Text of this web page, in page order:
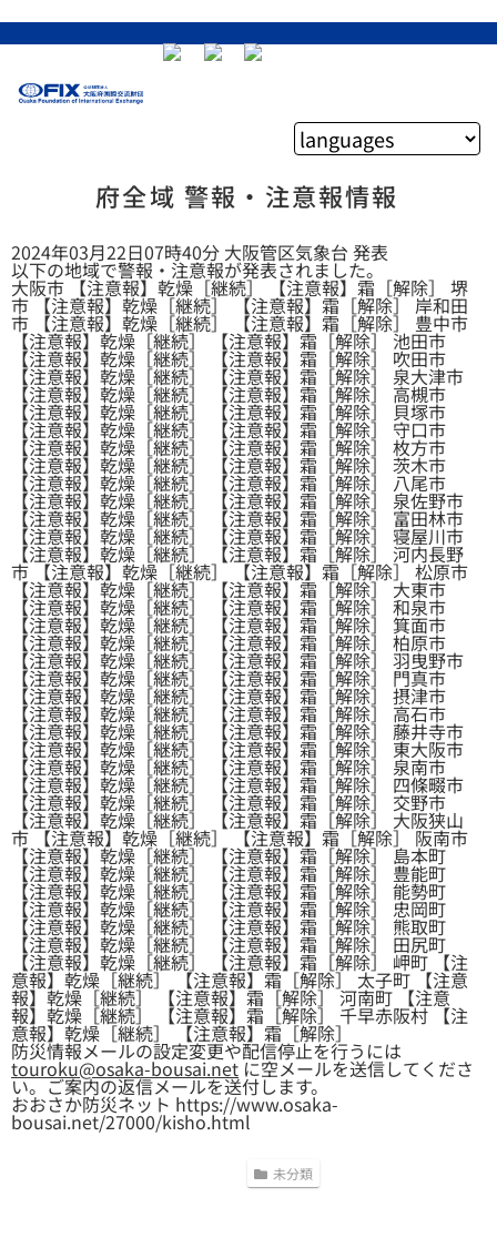
府全域 警報・注意報情報
2024年03月22日07時40分 大阪管区気象台 発表
以下の地域で警報・注意報が発表されました。
大阪市 【注意報】乾燥［継続］ 【注意報】霜［解除］ 堺
市 【注意報】乾燥［継続］ 【注意報】霜［解除］ 岸和田
市 【注意報】乾燥［継続］ 【注意報】霜［解除］ 豊中市
【注意報】乾燥［継続］ 【注意報】霜［解除］ 池田市
【注意報】乾燥［継続］ 【注意報】霜［解除］ 吹田市
【注意報】乾燥［継続］ 【注意報】霜［解除］ 泉大津市
【注意報】乾燥［継続］ 【注意報】霜［解除］ 高槻市
【注意報】乾燥［継続］ 【注意報】霜［解除］ 貝塚市
【注意報】乾燥［継続］ 【注意報】霜［解除］ 守口市
【注意報】乾燥［継続］ 【注意報】霜［解除］ 枚方市
【注意報】乾燥［継続］ 【注意報】霜［解除］ 茨木市
【注意報】乾燥［継続］ 【注意報】霜［解除］ 八尾市
【注意報】乾燥［継続］ 【注意報】霜［解除］ 泉佐野市
【注意報】乾燥［継続］ 【注意報】霜［解除］ 富田林市
【注意報】乾燥［継続］ 【注意報】霜［解除］ 寝屋川市
【注意報】乾燥［継続］ 【注意報】霜［解除］ 河内長野
市 【注意報】乾燥［継続］ 【注意報】霜［解除］ 松原市
【注意報】乾燥［継続］ 【注意報】霜［解除］ 大東市
【注意報】乾燥［継続］ 【注意報】霜［解除］ 和泉市
【注意報】乾燥［継続］ 【注意報】霜［解除］ 箕面市
【注意報】乾燥［継続］ 【注意報】霜［解除］ 柏原市
【注意報】乾燥［継続］ 【注意報】霜［解除］ 羽曳野市
【注意報】乾燥［継続］ 【注意報】霜［解除］ 門真市
【注意報】乾燥［継続］ 【注意報】霜［解除］ 摂津市
【注意報】乾燥［継続］ 【注意報】霜［解除］ 高石市
【注意報】乾燥［継続］ 【注意報】霜［解除］ 藤井寺市
【注意報】乾燥［継続］ 【注意報】霜［解除］ 東大阪市
【注意報】乾燥［継続］ 【注意報】霜［解除］ 泉南市
【注意報】乾燥［継続］ 【注意報】霜［解除］ 四條畷市
【注意報】乾燥［継続］ 【注意報】霜［解除］ 交野市
【注意報】乾燥［継続］ 【注意報】霜［解除］ 大阪狭山
市 【注意報】乾燥［継続］ 【注意報】霜［解除］ 阪南市
【注意報】乾燥［継続］ 【注意報】霜［解除］ 島本町
【注意報】乾燥［継続］ 【注意報】霜［解除］ 豊能町
【注意報】乾燥［継続］ 【注意報】霜［解除］ 能勢町
【注意報】乾燥［継続］ 【注意報】霜［解除］ 忠岡町
【注意報】乾燥［継続］ 【注意報】霜［解除］ 熊取町
【注意報】乾燥［継続］ 【注意報】霜［解除］ 田尻町
【注意報】乾燥［継続］ 【注意報】霜［解除］ 岬町 【注
意報】乾燥［継続］ 【注意報】霜［解除］ 太子町 【注意
報】乾燥［継続］ 【注意報】霜［解除］ 河南町 【注意
報】乾燥［継続］ 【注意報】霜［解除］ 千早赤阪村 【注
意報】乾燥［継続］ 【注意報】霜［解除］
防災情報メールの設定変更や配信停止を行うには
touroku@osaka-bousai.netに空メールを送信してくださ
い。ご案内の返信メールを送付します。
おおさか防災ネット https://www.osaka-
bousai.net/27000/kisho.html
未分類